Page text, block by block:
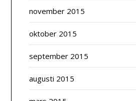
november 2015
oktober 2015
september 2015
augusti 2015